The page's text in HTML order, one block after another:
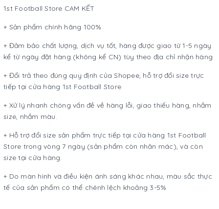
1st Football Store CAM KẾT
+ Sản phẩm chính hãng 100%
+ Đảm bảo chất lượng, dịch vụ tốt, hàng được giao từ 1-5 ngày
kể từ ngày đặt hàng (không kể CN) tùy theo địa chỉ nhận hàng
+ Đổi trả theo đúng quy định của Shopee, hỗ trợ đổi size trực
tiếp tại cửa hàng 1st Football Store
+ Xử lý nhanh chóng vấn đề về hàng lỗi, giao thiếu hàng, nhầm
size, nhầm màu.
+ Hỗ trợ đổi size sản phẩm trực tiếp tại cửa hàng 1st Football
Store trong vòng 7 ngày (sản phẩm còn nhãn mác), và còn
size tại cửa hàng.
+ Do màn hình và điều kiện ánh sáng khác nhau, màu sắc thực
tế của sản phẩm có thể chênh lệch khoảng 3-5%